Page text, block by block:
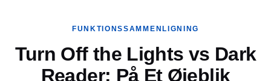
FUNKTIONSSAMMENLIGNING
Turn Off the Lights vs Dark
Reader: På Et Øjeblik